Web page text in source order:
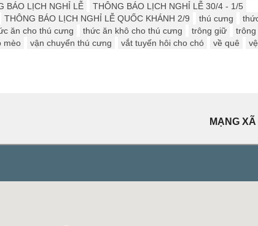
BÁO LỊCH NGHỈ LỄ
THÔNG BÁO LỊCH NGHỈ LỄ 30/4 - 1/5
THÔNG BÁO LỊCH NGHỈ LỄ QUỐC KHÁNH 2/9 thú cưng
ăn cho thú cưng thức ăn khô cho thú cưng trông giữ
mèo vận chuyển thú cưng vắt tuyến hôi cho chó về quê
MẠNG XÃ